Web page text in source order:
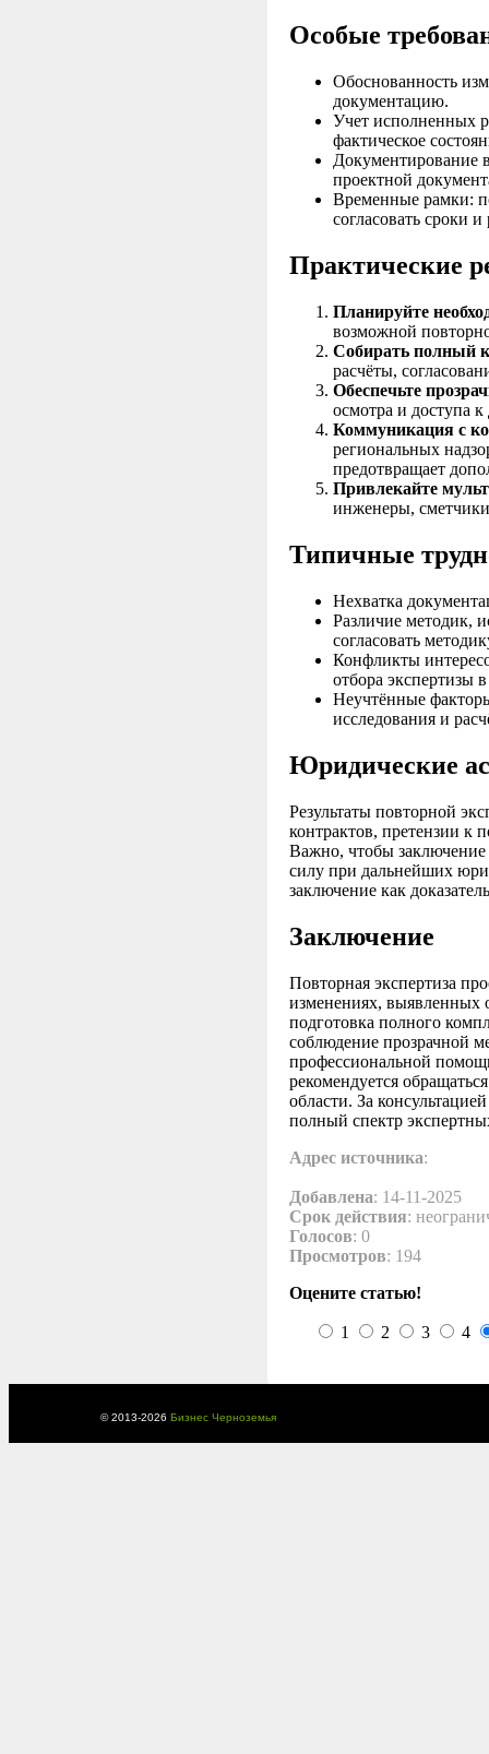
Особые
Обоснованность
документацию.
Учет исполненных
фактическое
Документирование
проектной
Временные рамки:
согласовать сроки
Практические
Планируйте
возможной
Собирать полный
расчёты,
Обеспечьте
осмотра и доступа
Коммуникация с
региональных
предотвращает
Привлекайте
инженеры,
Типичные
Нехватка
Различие методик,
согласовать
Конфликты
отбора экспертизы
Неучтённые
исследования и
Юридические
Результаты повторной
контрактов, претензии к
Важно, чтобы
силу при дальнейших
заключение как
Заключение
Повторная экспертиза
изменениях, выявленных
подготовка полного
соблюдение прозрачной
профессиональной
рекомендуется
области. За
полный спектр
Адрес источника:
Добавлена: 14-11-2025
Срок действия:
Голосов: 0
Просмотров: 194
Оцените статью!
1 2 3 4
© 2013-2026 Бизнес Черноземья